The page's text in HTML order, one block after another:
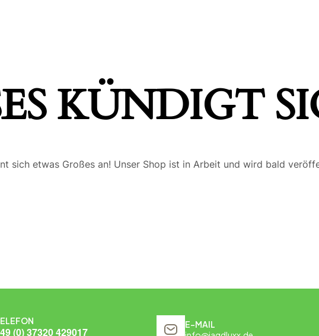
KÜNDIGT
sich etwas Großes an! Unser Shop ist in Arbeit und wird bald
(0) 37320 429017
E-MAIL